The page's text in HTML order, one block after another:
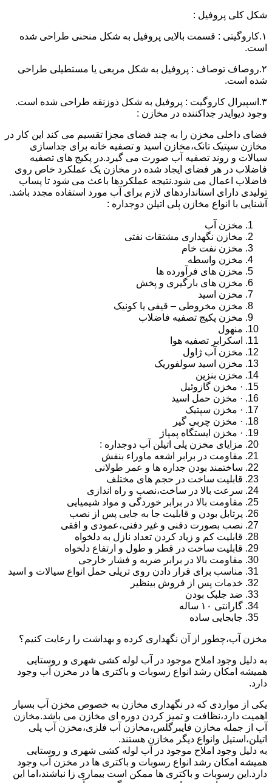
شکل کلی پروفیل :
۱.کاروگیتی : قسمت بالایی پروفیل به شکل منحنی طراحی شده
است.
۲.روصاف توصاف : پروفیل به شکل مربعی یا مستطیلی طراحی
شده است.
۳.اسپیرال کاروگیت : پروفیل به شکل ذوزنقه طراحی شده است.
وجود دیوایدر جداکننده در مخازن :
فضای داخلی مخزن را به چند فضای مجزا تقسیم می کند این کار در
مخازن سپتیک تانک،مخازن اسید و تصفیه خانه برای جداسازی
سیالات و روند تصفیه آب صورت می گیرد.در پکیج های تصفیه
فاضلاب در هر فضای ایجاد شده در مخازن یک عملکرد خاص روی
فاضلاب اعمال می شود.نتیجه عملکردها باعث می شود تا پساب
تولیدی دارای استانداردهای لازم برای آب مورد استفاده مجدد باشد.
آشنایی با انواع مخازن پلی اتیلن دوجداره :
مخزن آب
مخازن نگهداری مشتقات نفتی
مخزن نفت خام
مخزن واسطه
مخزن های فرآورده ها
مخزن های بارگیری و پخش
مخزن اسید
مخزن مخروطی – قیفی یا کونیک
مخزن پکیج تصفیه فاضلاب
منهول
اسکرابر تصفیه هوا
مخزن آب ژاول
مخزن اسید سولفوریک
مخزن بنزین
· مخزن گازوئیل
· مخزن حمل اسید
· مخزن سپتیک
· مخزن چربی گیر
· مخزن ایستگاه پمپاژ
مزایای مخزن پلی اتیلن آب دوجداره :
مقاومت در برابر اشعه ماوراء بنفش
ساختمند بودن جداره ها و عمر طولانی
قابلیت ساخت در حجم های مختلف
سرعت بالا در ساخت،نصب و راه اندازی
مقاومت بالا در برابر خوردگی و مواد شیمیایی
پرتابل بودن و قابلیت جا به جایی پس از نصب
نصب بصورت دفنی و غیر دفنی،عمودی و افقی
قابلیت کم و زیاد کردن تعداد نازل به دلخواه
قابلیت ساخت در قطر و طول و ارتفاع دلخواه
مقاومت بالا در برابر ضربه و فشار خارجی
مناسب برای قرار دادن روی تریلی حمل انواع سیالات و اسید
خدمات پس از فروش بینظیر
ضد جلبک بودن
گارانتی ۱۰ ساله
جابجایی ساده
مخزن آب،چطور از آن نگهداری کرده و بهداشت را رعایت کنیم؟
به دلیل وجود املاح موجود در آب لوله کشی شهری و روستایی
همیشه امکان رشد انواع رسوبات و باکتری ها در مخزن آب وجود
دارد.
یکی از مواردی که در نگهداری مخازن به خصوص مخزن آب بسیار
اهمیت دارد،نظافت و تمیز کردن دوره ای مخازن می باشد.مخازن
آب از جمله مخازن فایبرگلس،مخازن آب فلزی،مخزن آب پلی
اتیلن،استیل وانواع دیگر مخازن هستند.
به دلیل وجود املاح موجود در آب لوله کشی شهری و روستایی
همیشه امکان رشد انواع رسوبات و باکتری ها در مخزن آب وجود
دارد.این رسوبات و باکتری ها ممکن است بیماری زا نباشند،اما این